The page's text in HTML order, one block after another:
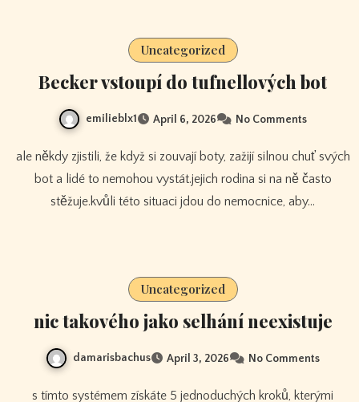
Uncategorized
Becker vstoupí do tufnellových bot
emilieblx1 April 6, 2026 No Comments
ale někdy zjistili, že když si zouvají boty, zažijí silnou chuť svých
bot a lidé to nemohou vystát.jejich rodina si na ně často
stěžuje.kvůli této situaci jdou do nemocnice, aby…
Uncategorized
nic takového jako selhání neexistuje
damarisbachus April 3, 2026 No Comments
s tímto systémem získáte 5 jednoduchých kroků, kterými